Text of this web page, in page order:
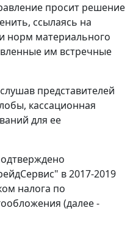
просит решение
ссылаясь на
норм материального
им встречные
представителей
кассационная
для ее
в 2017-2019
налога по
(далее -